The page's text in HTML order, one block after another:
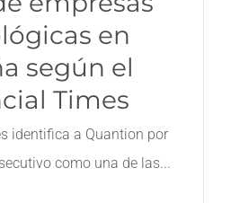
Contacto
en
según el
Times
identifica a Quantion por
como una de las